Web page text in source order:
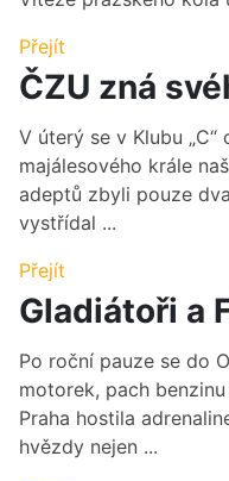
Přejít
ČZU zná
V úterý se v Klubu
majálesového krále
adeptů zbyli pouze
vystřídal ...
Přejít
Gladiátoři a
Po roční pauze se do
motorek, pach
Praha hostila
hvězdy nejen ...